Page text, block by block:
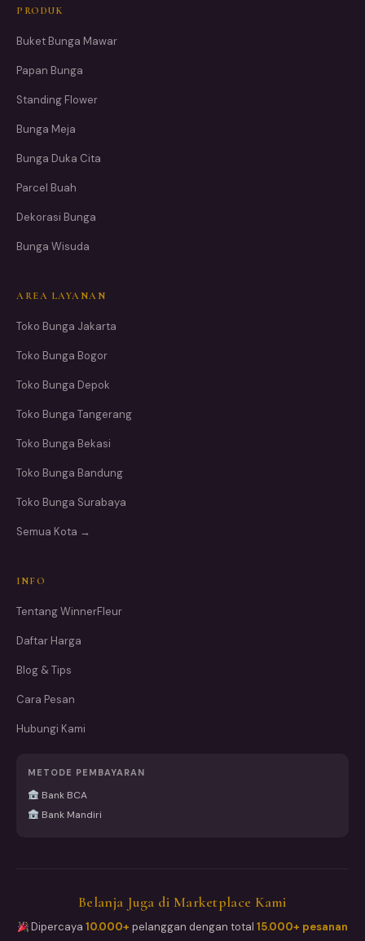
PRODUK
Buket Bunga Mawar
Papan Bunga
Standing Flower
Bunga Meja
Bunga Duka Cita
Parcel Buah
Dekorasi Bunga
Bunga Wisuda
AREA LAYANAN
Toko Bunga Jakarta
Toko Bunga Bogor
Toko Bunga Depok
Toko Bunga Tangerang
Toko Bunga Bekasi
Toko Bunga Bandung
Toko Bunga Surabaya
Semua Kota →
INFO
Tentang WinnerFleur
Daftar Harga
Blog & Tips
Cara Pesan
Hubungi Kami
METODE PEMBAYARAN
Bank BCA
Bank Mandiri
Belanja Juga di Marketplace Kami
Dipercaya10.000+ pelanggan dengan total15.000+ pesanan